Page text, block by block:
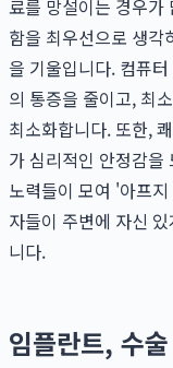
료를 망설이는 경우가
함을 최우선으로 생각
을 기울입니다. 컴퓨
의 통증을 줄이고, 최
최소화합니다. 또한,
가 심리적인 안정감을
노력들이 모여 '아프
자들이 주변에 자신 있
니다.
임플란트, 수